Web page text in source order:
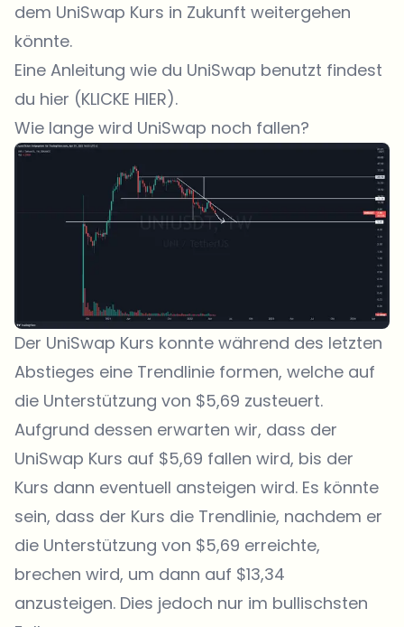
dem UniSwap Kurs in Zukunft weitergehen
könnte.
Eine Anleitung wie du UniSwap benutzt findest
du hier (KLICKE HIER).
Wie lange wird UniSwap noch fallen?
Der UniSwap Kurs konnte während des letzten
Abstieges eine Trendlinie formen, welche auf
die Unterstützung von $5,69 zusteuert.
Aufgrund dessen erwarten wir, dass der
UniSwap Kurs auf $5,69 fallen wird, bis der
Kurs dann eventuell ansteigen wird. Es könnte
sein, dass der Kurs die Trendlinie, nachdem er
die Unterstützung von $5,69 erreichte,
brechen wird, um dann auf $13,34
anzusteigen. Dies jedoch nur im bullischsten